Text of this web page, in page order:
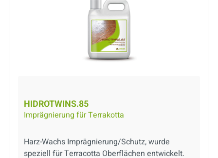
HIDROTWINS.85
Imprägnierung für Terrakotta
Harz-Wachs Imprägnierung/Schutz, wurde
speziell für Terracotta Oberflächen entwickelt.